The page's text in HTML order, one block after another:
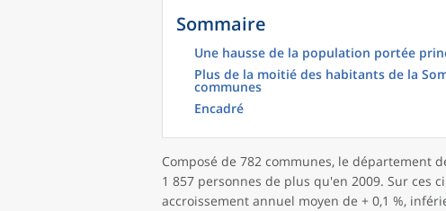
Sommaire
Une hausse de la population portée
Plus de la moitié des habitants de la
communes
Encadré
Composé de 782 communes, le département
1 857 personnes de plus qu'en 2009. Sur ces
accroissement annuel moyen de + 0,1 %,